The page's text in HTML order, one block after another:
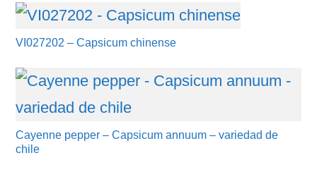
VI027202 – Capsicum chinense
Cayenne pepper – Capsicum annuum – variedad de
chile